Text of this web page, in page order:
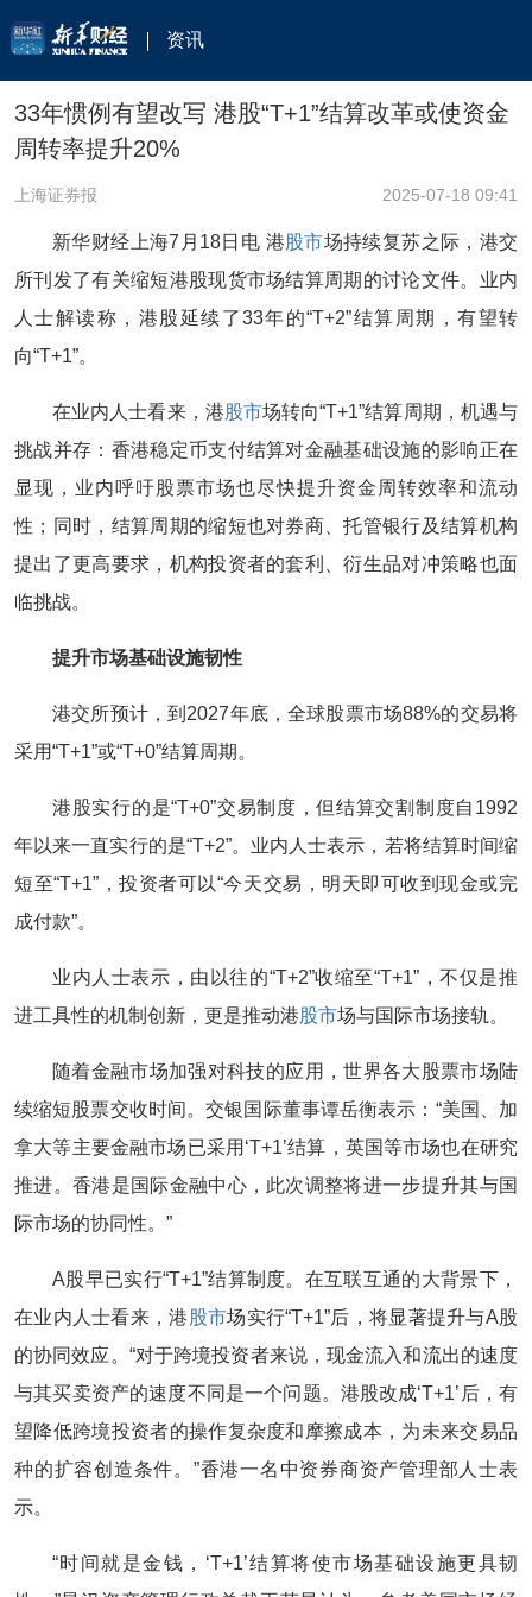
资讯
33年惯例有望改写 港股“T+1”结算改革或使资金
周转率提升20%
上海证券报 2025-07-18 09:41
新华财经上海7月18日电 港 股市场持续复苏之际，港交
所刊发了有关缩短港股现货市场结算周期的讨论文件。业内
人士解读称，港股延续了33年的“T+2”结算周期，有望转
向“T+1”。
在业内人士看来，港 股市场转向“T+1”结算周期，机遇与
挑战并存：香港稳定币支付结算对金融基础设施的影响正在
显现，业内呼吁股票市场也尽快提升资金周转效率和流动
性；同时，结算周期的缩短也对券商、托管银行及结算机构
提出了更高要求，机构投资者的套利、衍生品对冲策略也面
临挑战。
提升市场基础设施韧性
港交所预计，到2027年底，全球股票市场88%的交易将
采用“T+1”或“T+0”结算周期。
港股实行的是“T+0”交易制度，但结算交割制度自1992
年以来一直实行的是“T+2”。业内人士表示，若将结算时间缩
短至“T+1”，投资者可以“今天交易，明天即可收到现金或完
成付款”。
业内人士表示，由以往的“T+2”收缩至“T+1”，不仅是推
进工具性的机制创新，更是推动港 股市场与国际市场接轨。
随着金融市场加强对科技的应用，世界各大股票市场陆
续缩短股票交收时间。交银国际董事谭岳衡表示：“美国、加
拿大等主要金融市场已采用‘T+1’结算，英国等市场也在研究
推进。香港是国际金融中心，此次调整将进一步提升其与国
际市场的协同性。”
A股早已实行“T+1”结算制度。在互联互通的大背景下，
在业内人士看来，港 股市场实行“T+1”后，将显著提升与A股
的协同效应。“对于跨境投资者来说，现金流入和流出的速度
与其买卖资产的速度不同是一个问题。港股改成‘T+1’后，有
望降低跨境投资者的操作复杂度和摩擦成本，为未来交易品
种的扩容创造条件。”香港一名中资券商资产管理部人士表
示。
“时间就是金钱，‘T+1’结算将使市场基础设施更具韧